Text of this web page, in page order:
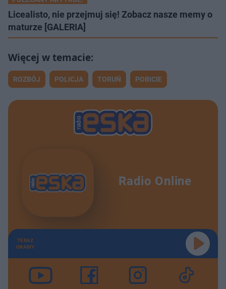
Licealisto, nie przejmuj się! Zobacz nasze memy o
maturze [GALERIA]
ROZBÓJ POLICJA TORUŃ POBICIE
Radio Online
TERAZ
GRAMY